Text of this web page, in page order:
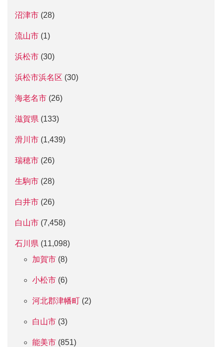
沼津市 (28)
流山市 (1)
浜松市 (30)
浜松市浜名区 (30)
海老名市 (26)
滋賀県 (133)
滑川市 (1,439)
瑞穂市 (26)
生駒市 (28)
白井市 (26)
白山市 (7,458)
石川県 (11,098)
加賀市 (8)
小松市 (6)
河北郡津幡町 (2)
白山市 (3)
能美市 (851)